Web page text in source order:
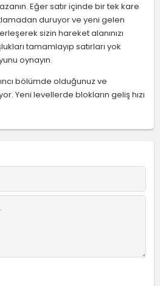
Eğer satır içinde bir tek kare
duruyor ve yeni gelen
sizin hareket alanınızı
tamamlayıp satırları yok
oynayın.
bölümde olduğunuz ve
Yeni levellerde blokların geliş hızı